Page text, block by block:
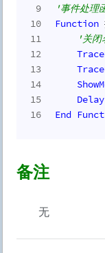
9
10
11
12
13
14
15
16
'事件处理
Function
'关
Delay
End
备注
无